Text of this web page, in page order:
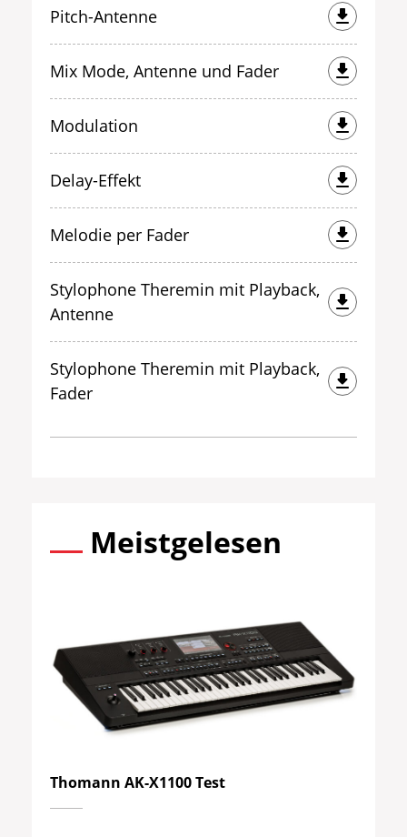
Pitch-Antenne
Mix Mode, Antenne und Fader
Modulation
Delay-Effekt
Melodie per Fader
Stylophone Theremin mit Playback,
Antenne
Stylophone Theremin mit Playback,
Fader
Meistgelesen
Thomann AK-X1100 Test